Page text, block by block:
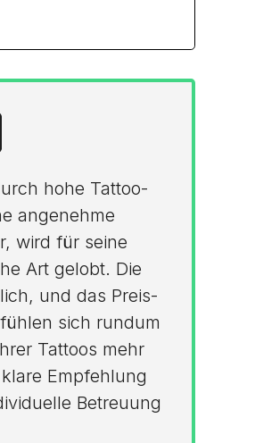
hohe Tattoo-
angenehme
wird für seine
Art gelobt. Die
und das Preis-
sich rundum
Tattoos mehr
Empfehlung
Betreuung